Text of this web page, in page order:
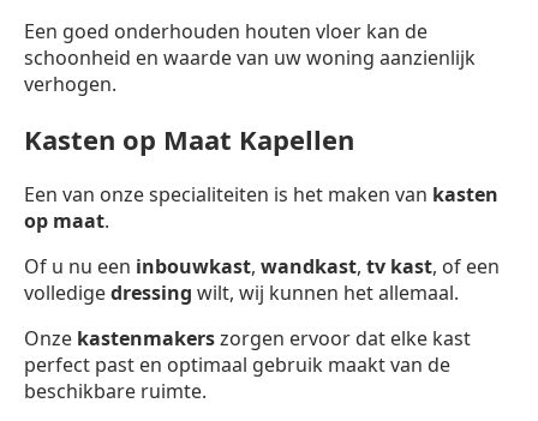
Een goed onderhouden houten vloer kan de
schoonheid en waarde van uw woning aanzienlijk
verhogen.
Kasten op Maat Kapellen
Een van onze specialiteiten is het maken van kasten
op maat.
Of u nu een inbouwkast, wandkast, tv kast, of een
volledigedressing wilt, wij kunnen het allemaal.
Onze kastenmakerszorgen ervoor dat elke kast
perfect past en optimaal gebruik maakt van de
beschikbare ruimte.